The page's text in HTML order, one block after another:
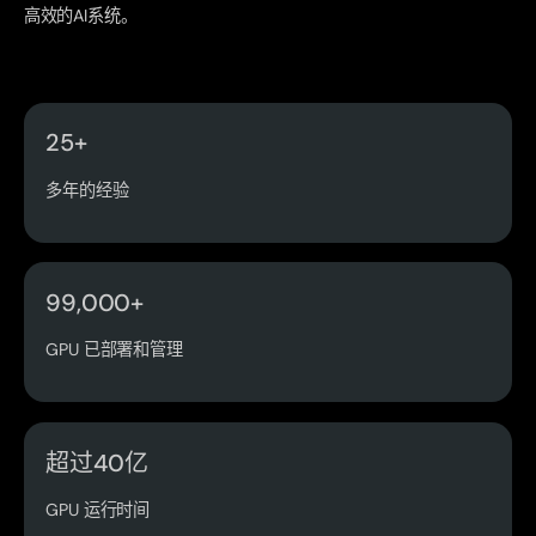
高效的AI系统。
25+
多年的经验
99,000+
GPU 已部署和管理
超过40亿
GPU 运行时间